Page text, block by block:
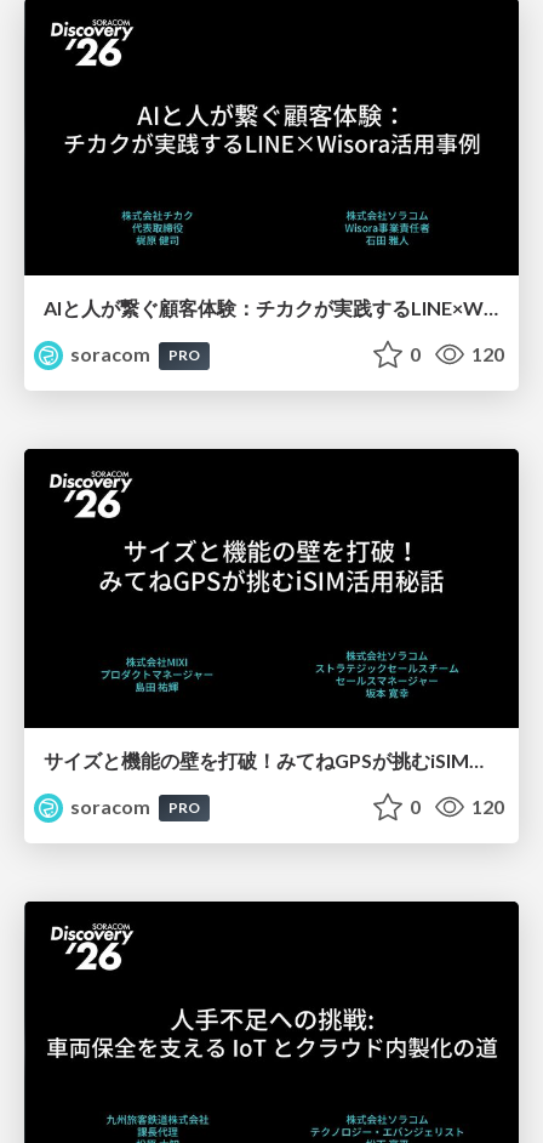
AIと人が繋ぐ顧客体験：チカクが実践するLINE×Wisora活用事例【SORACOM Discovery 2026】
soracom
PRO 0 120
サイズと機能の壁を打破！みてねGPSが挑むiSIM活用秘話【SORACOM Discovery 2026】
soracom
PRO 0 120